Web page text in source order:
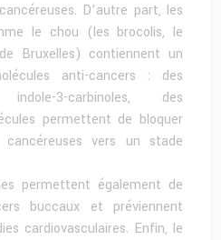
D’autre part, les
le chou (les brocolis, le
Bruxelles) contiennent un
anti-cancers : des
3-carbinoles, des
permettent de bloquer
cancéreuses vers un stade
permettent également de
buccaux et préviennent
cardiovasculaires. Enfin, le